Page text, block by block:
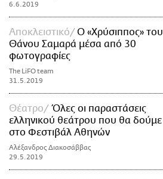
6.6.2019
Αποκλειστικό
Ο «Χρύσιππος» του
Θάνου Σαμαρά μέσα από 30
φωτογραφίες
The LiFO team
31.5.2019
Θέατρο
Όλες οι παραστάσεις
ελληνικού θεάτρου που θα δούμε
στο Φεστιβάλ Αθηνών
Αλέξανδρος Διακοσάββας
29.5.2019